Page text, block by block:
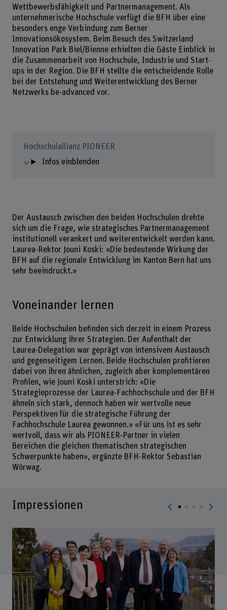
Wettbewerbsfähigkeit und Partnermanagement. Als
unternehmerische Hochschule verfügt die BFH über eine
besonders enge Verbindung zum Berner
Innovationsökosystem. Beim Besuch des Switzerland
Innovation Park Biel/Bienne erhielten die Gäste Einblick in
die Zusammenarbeit von Hochschule, Industrie und Start-
ups in der Region. Die BFH stellte die entscheidende Rolle
bei der Entstehung und Weiterentwicklung des Berner
Netzwerks be-advanced vor.
Hochschulallianz PIONEER
Infos einblenden
Der Austausch zwischen den beiden Hochschulen drehte
sich um die Frage, wie strategisches Partnermanagement
institutionell verankert und weiterentwickelt werden kann.
Laurea-Rektor Jouni Koski: «Die bedeutende Wirkung der
BFH auf die regionale Entwicklung im Kanton Bern hat uns
sehr beeindruckt.»
Voneinander lernen
Beide Hochschulen befinden sich derzeit in einem Prozess
zur Entwicklung ihrer Strategien. Der Aufenthalt der
Laurea-Delegation war geprägt von intensivem Austausch
und gegenseitigem Lernen. Beide Hochschulen profitieren
dabei von ihren ähnlichen, zugleich aber komplementären
Profilen, wie Jouni Koski unterstrich: «Die
Strategieprozesse der Laurea‑Fachhochschule und der BFH
ähneln sich stark, dennoch haben wir wertvolle neue
Perspektiven für die strategische Führung der
Fachhochschule Laurea gewonnen.» «Für uns ist es sehr
wertvoll, dass wir als PIONEER‑Partner in vielen
Bereichen die gleichen thematischen strategischen
Schwerpunkte haben», ergänzte BFH-Rektor Sebastian
Wörwag.
Impressionen